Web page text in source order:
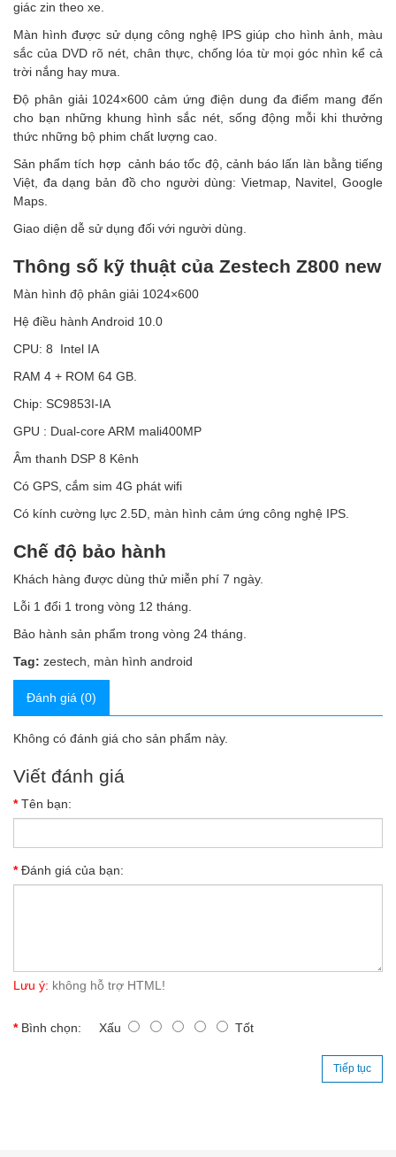
giác zin theo xe.
Màn hình được sử dụng công nghệ IPS giúp cho hình ảnh, màu
sắc của DVD rõ nét, chân thực, chống lóa từ mọi góc nhìn kể cả
trời nắng hay mưa.
Độ phân giải 1024×600 cảm ứng điện dung đa điểm mang đến
cho bạn những khung hình sắc nét, sống động mỗi khi thưởng
thức những bộ phim chất lượng cao.
Sản phẩm tích hợp cảnh báo tốc độ, cảnh báo lấn làn bằng tiếng
Việt, đa dạng bản đồ cho người dùng: Vietmap, Navitel, Google
Maps.
Giao diện dễ sử dụng đối với người dùng.
Thông số kỹ thuật của Zestech Z800 new
Màn hình độ phân giải 1024×600
Hệ điều hành Android 10.0
CPU: 8 Intel IA
RAM 4 + ROM 64 GB.
Chip: SC9853I-IA
GPU : Dual-core ARM mali400MP
Âm thanh DSP 8 Kênh
Có GPS, cắm sim 4G phát wifi
Có kính cường lực 2.5D, màn hình cảm ứng công nghệ IPS.
Chế độ bảo hành
Khách hàng được dùng thử miễn phí 7 ngày.
Lỗi 1 đổi 1 trong vòng 12 tháng.
Bảo hành sản phẩm trong vòng 24 tháng.
Tag: zestech màn hình android
Đánh giá (0)
Không có đánh giá cho sản phẩm này.
Viết đánh giá
Tên bạn:
Đánh giá của bạn:
Lưu ý: không hỗ trợ HTML!
Bình chọn: Xấu Tốt
Tiếp tục